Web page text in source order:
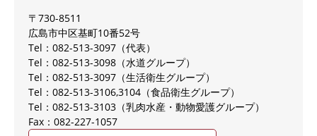
〒730-8511
広島市中区基町10番52号
Tel：082-513-3097
代表
Tel：082-513-3098
水道グループ
Tel：082-513-3097
生活衛生グループ
Tel：082-513-3106,3104
食品衛生グループ
Tel：082-513-3103
乳肉水産・動物愛護グループ
Fax：082-227-1057